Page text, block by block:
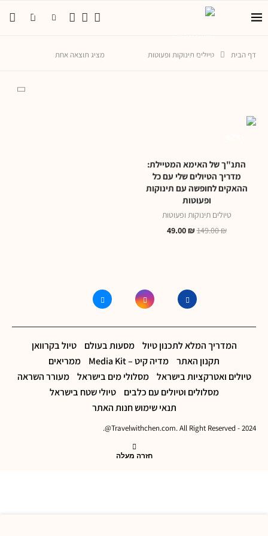
דף הבית טיולים תינוקות ופעוטות מציג תוצאה אחת
התנ"ך של האימא המטיילת:
מדריך הטיולים שלי עם כל
ההאקים לחופשה עם תינוקות
ופעוטות
טיולים תינוקות ופעוטות
149.00₪
49.00₪
המדריך המלא לתכנון טיול מסעות בעולם
טיול בקרוואן
תקנון האתר
מדיה קיט – Media Kit
ממריאים
טיולים ואטרקציות בישראל
מסלולי מים בישראל
מעורר השראה
מסלולים וטיולים עם כלבים
טיולי שטח בישראל
תנאי שימוש חנות האתר
2024 - Travelwithchen.com. All Right Reserved@.
חזרה מעלה